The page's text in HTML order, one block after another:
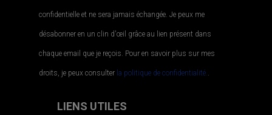
confidentielle et ne sera jamais échangée. Je peux me
désabonner en un clin d'œil grâce au lien présent dans
chaque email que je reçois. Pour en savoir plus sur mes
droits, je peux consulter la politique de confidentialité..
LIENS UTILES